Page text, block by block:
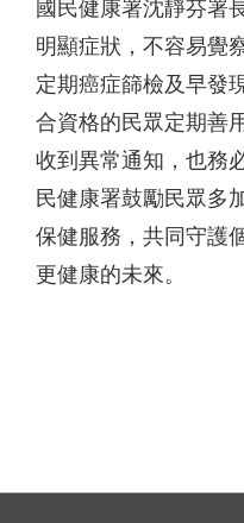
國民健康署沈靜芬署
明顯症狀，不容易覺
定期癌症篩檢及早發
合資格的民眾定期善
收到異常通知，也務
民健康署鼓勵民眾多
保健服務，共同守護
更健康的未來。